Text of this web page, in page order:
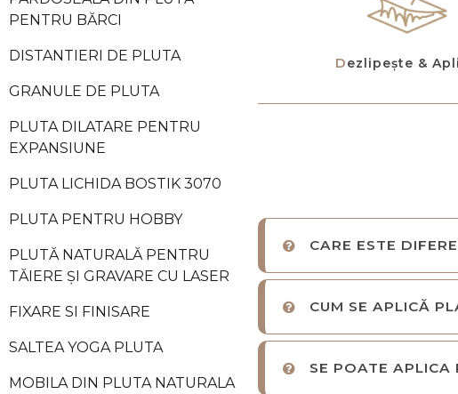
PENTRU BĂRCI
DISTANTIERI DE PLUTA
GRANULE DE PLUTA
PLUTA DILATARE PENTRU
EXPANSIUNE
PLUTA LICHIDA BOSTIK 3070
PLUTA PENTRU HOBBY
PLUTĂ NATURALĂ PENTRU
TĂIERE ȘI GRAVARE CU LASER
FIXARE SI FINISARE
SALTEA YOGA PLUTA
MOBILA DIN PLUTA NATURALA
Dezlipește &
CARE ESTE
CUM SE APLICĂ
SE POATE APLICA